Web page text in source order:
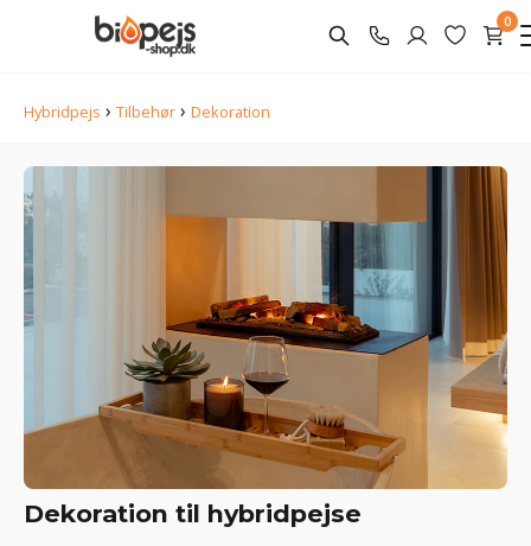
0
Hybridpejs › Tilbehør › Dekoration
Dekoration til hybridpejse